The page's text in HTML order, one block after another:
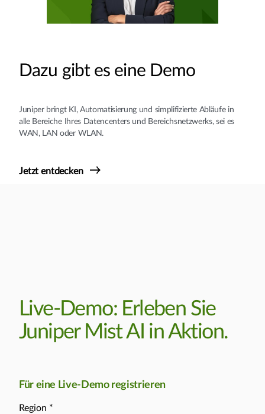
Dazu gibt es eine Demo
Juniper bringt KI, Automatisierung und simplifizierte Abläufe in
alle Bereiche Ihres Datencenters und Bereichsnetzwerks, sei es
WAN, LAN oder WLAN.
Jetzt entdecken
Live-Demo: Erleben Sie
Juniper Mist AI in Aktion.
Für eine Live-Demo registrieren
Region *